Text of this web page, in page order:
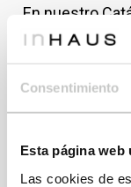
Consentimiento
Esta página web
Las cookies de
En nuestro
modelos de
acceder a la